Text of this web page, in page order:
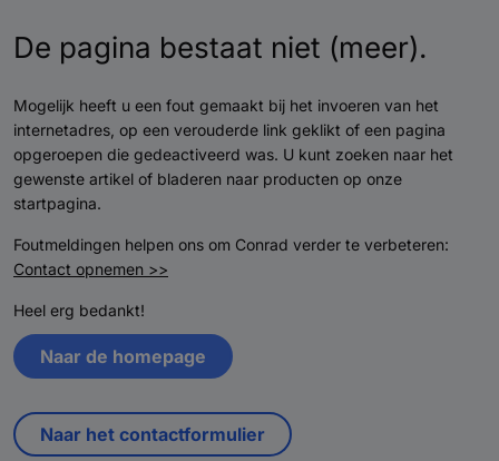
De pagina bestaat niet (meer).
Mogelijk heeft u een fout gemaakt bij het invoeren van het
internetadres, op een verouderde link geklikt of een pagina
opgeroepen die gedeactiveerd was. U kunt zoeken naar het
gewenste artikel of bladeren naar producten op onze
startpagina.
Foutmeldingen helpen ons om Conrad verder te verbeteren:
Contact opnemen >>
Heel erg bedankt!
Naar de homepage
Naar het contactformulier